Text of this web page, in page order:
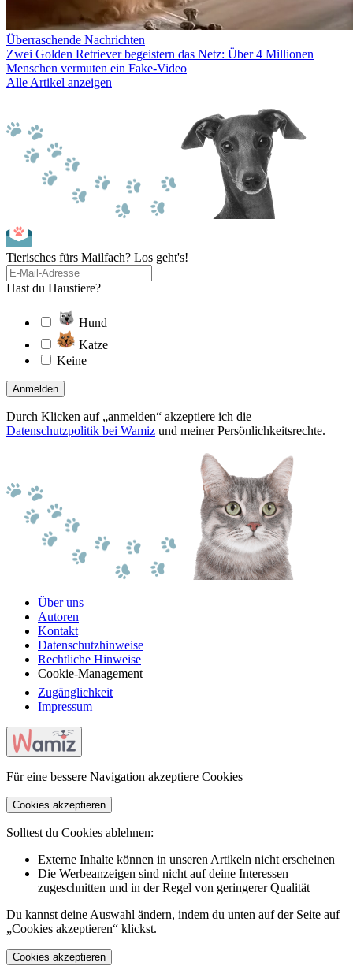
Überraschende Nachrichten
Zwei Golden Retriever begeistern das Netz: Über 4 Millionen
Menschen vermuten ein Fake-Video
Alle Artikel anzeigen
Tierisches fürs Mailfach? Los geht's!
Hast du Haustiere?
Hund
Katze
Keine
Anmelden
Durch Klicken auf „anmelden“ akzeptiere ich die
Datenschutzpolitik bei Wamiz und meiner Persönlichkeitsrechte.
Über uns
Autoren
Kontakt
Datenschutzhinweise
Rechtliche Hinweise
Cookie-Management
Zugänglichkeit
Impressum
Für eine bessere Navigation akzeptiere Cookies
Cookies akzeptieren
Solltest du Cookies ablehnen:
Externe Inhalte können in unseren Artikeln nicht erscheinen
Die Werbeanzeigen sind nicht auf deine Interessen
zugeschnitten und in der Regel von geringerer Qualität
Du kannst deine Auswahl ändern, indem du unten auf der Seite auf
„Cookies akzeptieren“ klickst.
Cookies akzeptieren